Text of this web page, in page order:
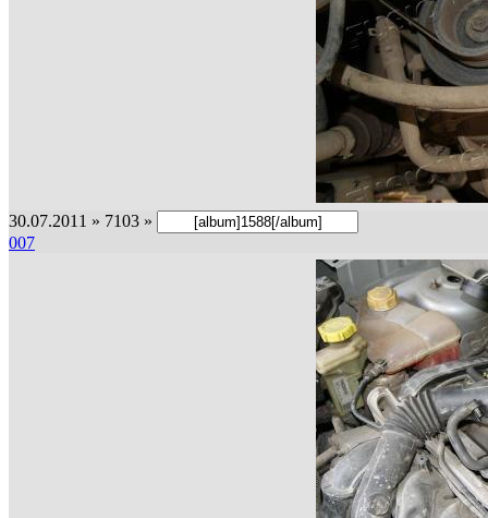
30.07.2011 » 7103 »
007